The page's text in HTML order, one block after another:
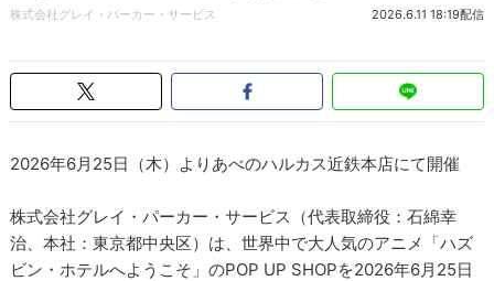
株式会社グレイ・パーカー・サービス 2026.6.11 18:19配信
2026年6月25日（木）よりあべのハルカス近鉄本店にて開催
株式会社グレイ・パーカー・サービス（代表取締役：石綿幸
治、本社：東京都中央区）は、世界中で大人気のアニメ「ハズ
ビン・ホテルへようこそ」のPOP UP SHOPを2026年6月25日